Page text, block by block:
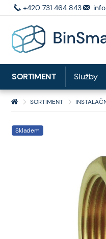
Skladem
+420 731 464 843
SORTIMENT
SORTIMENT Služby